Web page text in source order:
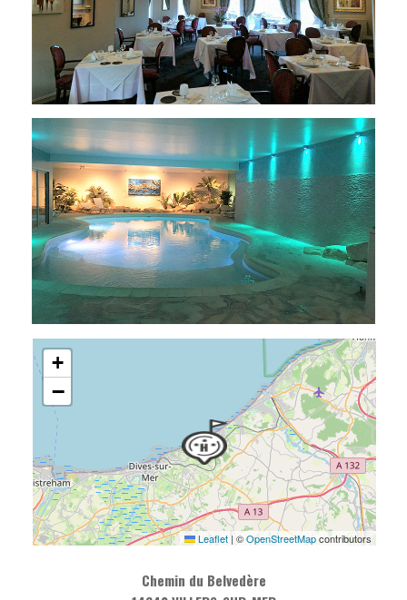
+
−
Leaflet | ©OpenStreetMapcontributors
Chemin du Belvedère